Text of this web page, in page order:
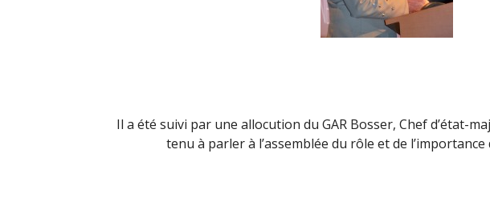
Il a été suivi par une allocution du GAR Bosser, Chef d’état-
tenu à parler à l’assemblée du rôle et de